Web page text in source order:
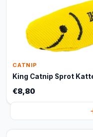
CATNIP
King Catnip Sprot
€8,80